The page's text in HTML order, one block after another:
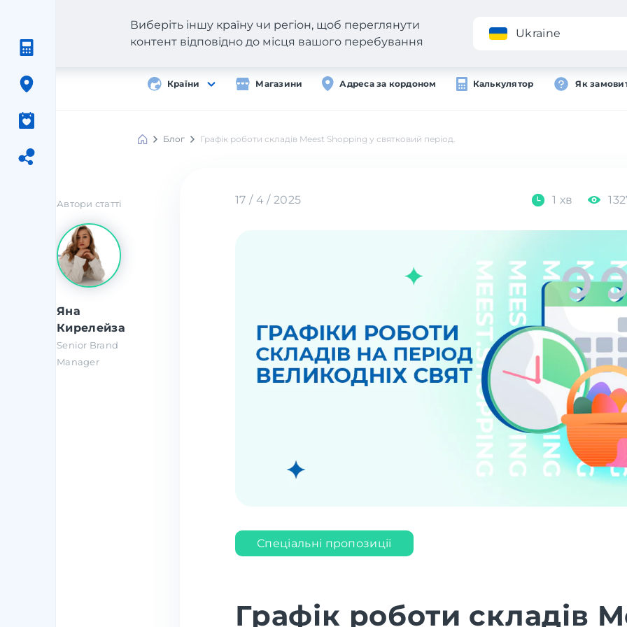
Додаток
Країни Магазини Адреса за кордоном Калькулятор Як
Виберіть іншу країну чи регіон, щоб переглянути
контент відповідно до місця вашого перебування
Ukraine
Блог Графік роботи складів Meest Shopping у святковий період.
17 / 4 / 2025 1 хв
Автори статті
Яна
Кирелейза
Senior Brand
Manager
Спеціальні пропозиції
Графік роботи складів